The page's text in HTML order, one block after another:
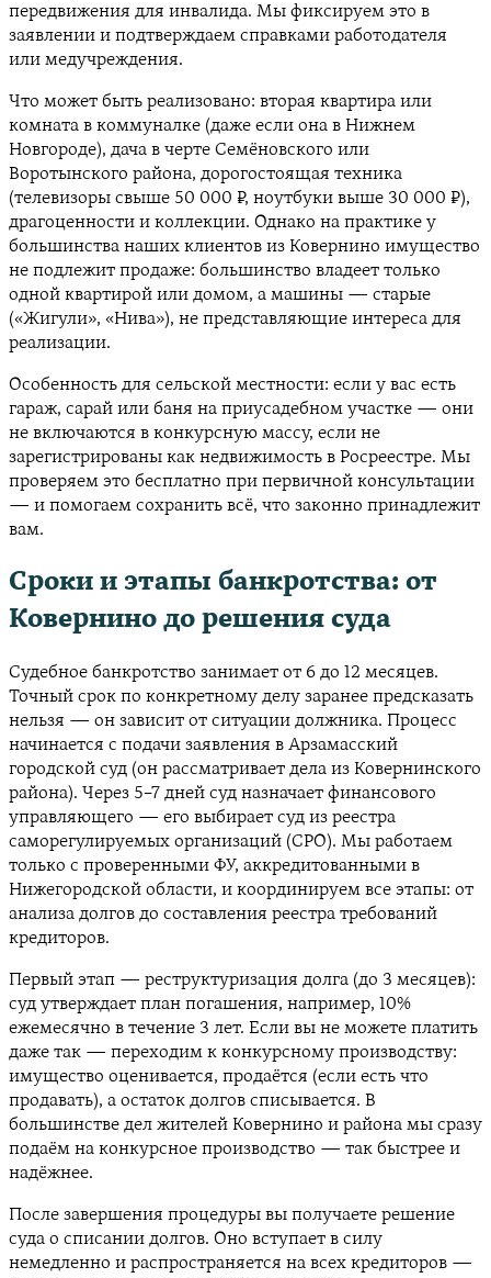
передвижения для инвалида. Мы фиксируем это в
заявлении и подтверждаем справками работодателя
или медучреждения.
Что может быть реализовано: вторая квартира или
комната в коммуналке (даже если она в Нижнем
Новгороде), дача в черте Семёновского или
Воротынского района, дорогостоящая техника
(телевизоры свыше 50 000 ₽, ноутбуки выше 30 000 ₽),
драгоценности и коллекции. Однако на практике у
большинства наших клиентов из Ковернино имущество
не подлежит продаже: большинство владеет только
одной квартирой или домом, а машины — старые
(«Жигули», «Нива»), не представляющие интереса для
реализации.
Особенность для сельской местности: если у вас есть
гараж, сарай или баня на приусадебном участке — они
не включаются в конкурсную массу, если не
зарегистрированы как недвижимость в Росреестре. Мы
проверяем это бесплатно при первичной консультации
— и помогаем сохранить всё, что законно принадлежит
вам.
Сроки и этапы банкротства: от
Ковернино до решения суда
Судебное банкротство занимает от 6 до 12 месяцев.
Точный срок по конкретному делу заранее предсказать
нельзя — он зависит от ситуации должника. Процесс
начинается с подачи заявления в Арзамасский
городской суд (он рассматривает дела из Ковернинского
района). Через 5–7 дней суд назначает финансового
управляющего — его выбирает суд из реестра
саморегулируемых организаций (СРО). Мы работаем
только с проверенными ФУ, аккредитованными в
Нижегородской области, и координируем все этапы: от
анализа долгов до составления реестра требований
кредиторов.
Первый этап — реструктуризация долга (до 3 месяцев):
суд утверждает план погашения, например, 10%
ежемесячно в течение 3 лет. Если вы не можете платить
даже так — переходим к конкурсному производству:
имущество оценивается, продаётся (если есть что
продавать), а остаток долгов списывается. В
большинстве дел жителей Ковернино и района мы сразу
подаём на конкурсное производство — так быстрее и
надёжнее.
После завершения процедуры вы получаете решение
суда о списании долгов. Оно вступает в силу
немедленно и распространяется на всех кредиторов —